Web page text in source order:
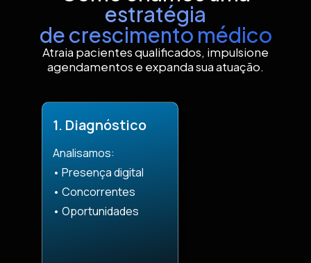
estratégia
de crescimento médico
Atraia pacientes qualificados, impulsione
agendamentos e expanda sua atuação.
1. Diagnóstico
Analisamos:
• Presença digital
• Concorrentes
• Oportunidades